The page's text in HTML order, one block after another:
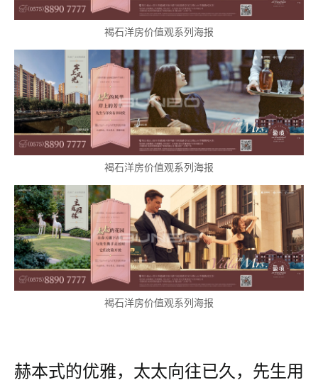
褐石洋房价值观系列海报
褐石洋房价值观系列海报
褐石洋房价值观系列海报
赫本式的优雅，太太向往已久，先生用